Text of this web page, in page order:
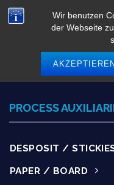
Wir benutzen
der Webseite
AKZEPTIEREN
Skip
to
PROCESS
DESPOSIT /
PAPER / BOARD